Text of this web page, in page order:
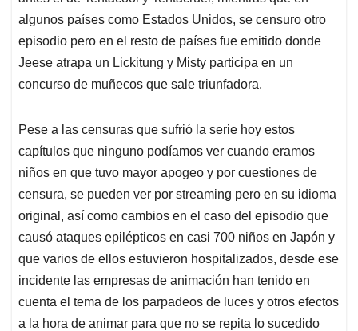
algunos países como Estados Unidos, se censuro otro
episodio pero en el resto de países fue emitido donde
Jeese atrapa un Lickitung y Misty participa en un
concurso de muñecos que sale triunfadora.
Pese a las censuras que sufrió la serie hoy estos
capítulos que ninguno podíamos ver cuando eramos
niños en que tuvo mayor apogeo y por cuestiones de
censura, se pueden ver por streaming pero en su idioma
original, así como cambios en el caso del episodio que
causó ataques epilépticos en casi 700 niños en Japón y
que varios de ellos estuvieron hospitalizados, desde ese
incidente las empresas de animación han tenido en
cuenta el tema de los parpadeos de luces y otros efectos
a la hora de animar para que no se repita lo sucedido